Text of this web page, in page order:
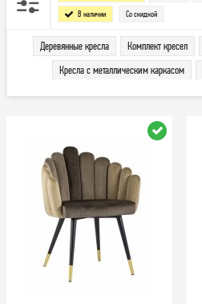
В наличии Со скидкой
Деревянные кресла Комплект кресел
Кресла с металлическим каркасом